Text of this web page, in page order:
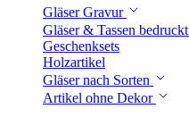
Gläser Gravur
Gläser & Tassen bedruckt
Geschenksets
Holzartikel
Gläser nach Sorten
Artikel ohne Dekor